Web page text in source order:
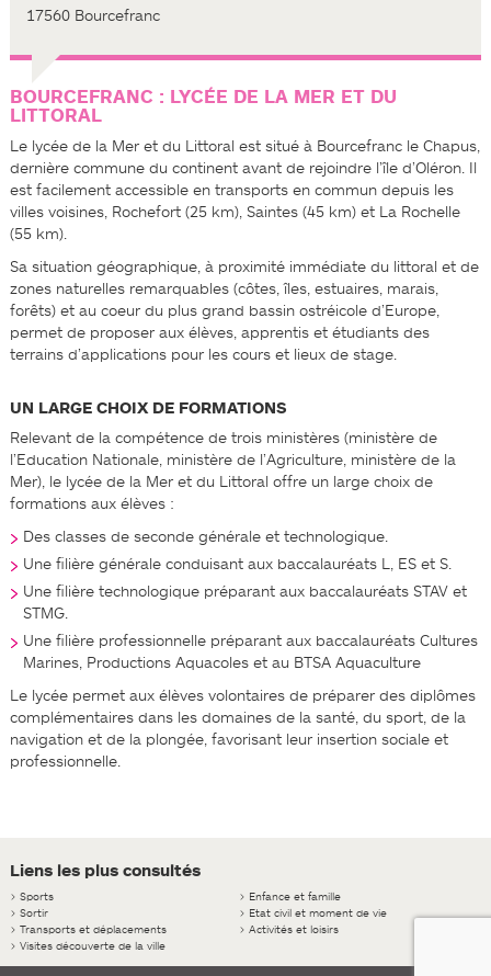
17560 Bourcefranc
BOURCEFRANC : LYCÉE DE LA MER ET DU
LITTORAL
Le lycée de la Mer et du Littoral est situé à Bourcefranc le Chapus,
dernière commune du continent avant de rejoindre l’île d’Oléron. Il
est facilement accessible en transports en commun depuis les
villes voisines, Rochefort (25 km), Saintes (45 km) et La Rochelle
(55 km).
Sa situation géographique, à proximité immédiate du littoral et de
zones naturelles remarquables (côtes, îles, estuaires, marais,
forêts) et au coeur du plus grand bassin ostréicole d’Europe,
permet de proposer aux élèves, apprentis et étudiants des
terrains d’applications pour les cours et lieux de stage.
UN LARGE CHOIX DE FORMATIONS
Relevant de la compétence de trois ministères (ministère de
l’Education Nationale, ministère de l’Agriculture, ministère de la
Mer), le lycée de la Mer et du Littoral offre un large choix de
formations aux élèves :
Des classes de seconde générale et technologique.
Une filière générale conduisant aux baccalauréats L, ES et S.
Une filière technologique préparant aux baccalauréats STAV et
STMG.
Une filière professionnelle préparant aux baccalauréats Cultures
Marines, Productions Aquacoles et au BTSA Aquaculture
Le lycée permet aux élèves volontaires de préparer des diplômes
complémentaires dans les domaines de la santé, du sport, de la
navigation et de la plongée, favorisant leur insertion sociale et
professionnelle.
Liens les plus consultés
> Sports > Enfance et famille
> Sortir > Etat civil et moment de vie
> Transports et déplacements >Activités et loisirs
> Visites découverte de la ville